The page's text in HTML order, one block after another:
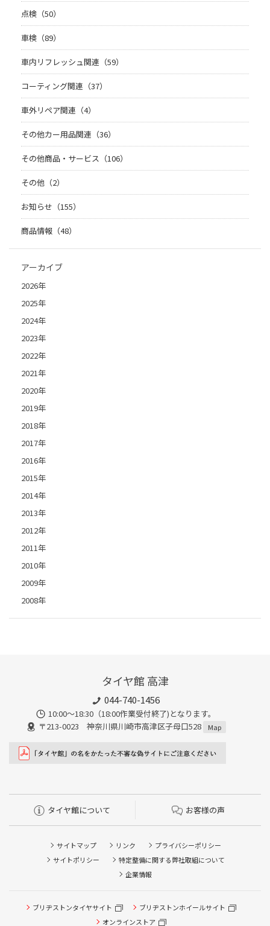
点検（50）
車検（89）
車内リフレッシュ関連（59）
コーティング関連（37）
車外リペア関連（4）
その他カー用品関連（36）
その他商品・サービス（106）
その他（2）
お知らせ（155）
商品情報（48）
アーカイブ
2026年
2025年
2024年
2023年
2022年
2021年
2020年
2019年
2018年
2017年
2016年
2015年
2014年
2013年
2012年
2011年
2010年
2009年
2008年
タイヤ館 高津
044-740-1456
10:00～18:30（18:00作業受付終了)となります。
〒213-0023 神奈川県川崎市高津区子母口528
Map
タイヤ館について お客様の声
サイトマップ リンク
プライバシーポリシー
サイトポリシー
特定整備に関する弊社取組について
企業情報
ブリヂストンタイヤサイト
ブリヂストンホイールサイト
オンラインストア
タイヤ点検・安全点検/タイヤ履き替え/オイル交換/その他
ピット作業の予約